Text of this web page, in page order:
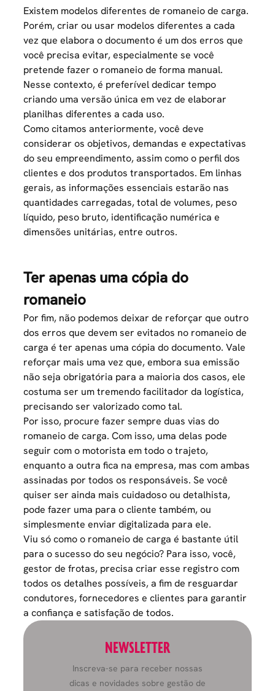
Existem modelos diferentes de romaneio de carga.
Porém, criar ou usar modelos diferentes a cada
vez que elabora o documento é um dos erros que
você precisa evitar, especialmente se você
pretende fazer o romaneio de forma manual.
Nesse contexto, é preferível dedicar tempo
criando uma versão única em vez de elaborar
planilhas diferentes a cada uso.
Como citamos anteriormente, você deve
considerar os objetivos, demandas e expectativas
do seu empreendimento, assim como o perfil dos
clientes e dos produtos transportados. Em linhas
gerais, as informações essenciais estarão nas
quantidades carregadas, total de volumes, peso
líquido, peso bruto, identificação numérica e
dimensões unitárias, entre outros.
Ter apenas uma cópia do
romaneio
Por fim, não podemos deixar de reforçar que outro
dos erros que devem ser evitados no romaneio de
carga é ter apenas uma cópia do documento. Vale
reforçar mais uma vez que, embora sua emissão
não seja obrigatória para a maioria dos casos, ele
costuma ser um tremendo facilitador da logística,
precisando ser valorizado como tal.
Por isso, procure fazer sempre duas vias do
romaneio de carga. Com isso, uma delas pode
seguir com o motorista em todo o trajeto,
enquanto a outra fica na empresa, mas com ambas
assinadas por todos os responsáveis. Se você
quiser ser ainda mais cuidadoso ou detalhista,
pode fazer uma para o cliente também, ou
simplesmente enviar digitalizada para ele.
Viu só como o romaneio de carga é bastante útil
para o sucesso do seu negócio? Para isso, você,
gestor de frotas, precisa criar esse registro com
todos os detalhes possíveis, a fim de resguardar
condutores, fornecedores e clientes para garantir
a confiança e satisfação de todos.
NEWSLETTER
Inscreva-se para receber nossas
dicas e novidades sobre gestão de